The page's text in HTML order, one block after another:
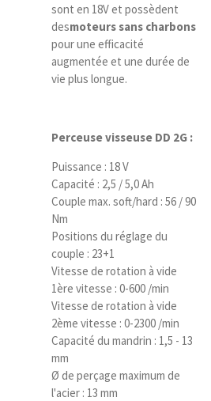
sont en 18V et possèdent
desmoteurs sans charbons
pour une efficacité
augmentée et une durée de
vie plus longue.
Perceuse visseuse DD 2G :
Puissance : 18 V
Capacité : 2,5 / 5,0 Ah
Couple max. soft/hard : 56 / 90
Nm
Positions du réglage du
couple : 23+1
Vitesse de rotation à vide
1ère vitesse : 0-600 /min
Vitesse de rotation à vide
2ème vitesse : 0-2300 /min
Capacité du mandrin : 1,5 - 13
mm
Ø de perçage maximum de
l'acier : 13 mm